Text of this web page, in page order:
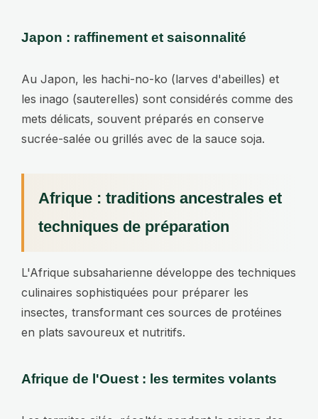
Japon : raffinement et saisonnalité
Au Japon, les hachi-no-ko (larves d'abeilles) et
les inago (sauterelles) sont considérés comme des
mets délicats, souvent préparés en conserve
sucrée-salée ou grillés avec de la sauce soja.
Afrique : traditions ancestrales et
techniques de préparation
L'Afrique subsaharienne développe des techniques
culinaires sophistiquées pour préparer les
insectes, transformant ces sources de protéines
en plats savoureux et nutritifs.
Afrique de l'Ouest : les termites volants